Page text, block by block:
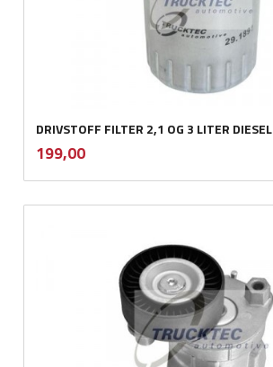
DRIVSTOFF FILTER 2,1 OG 3 LITER DIESEL
Pris
199,00mva.